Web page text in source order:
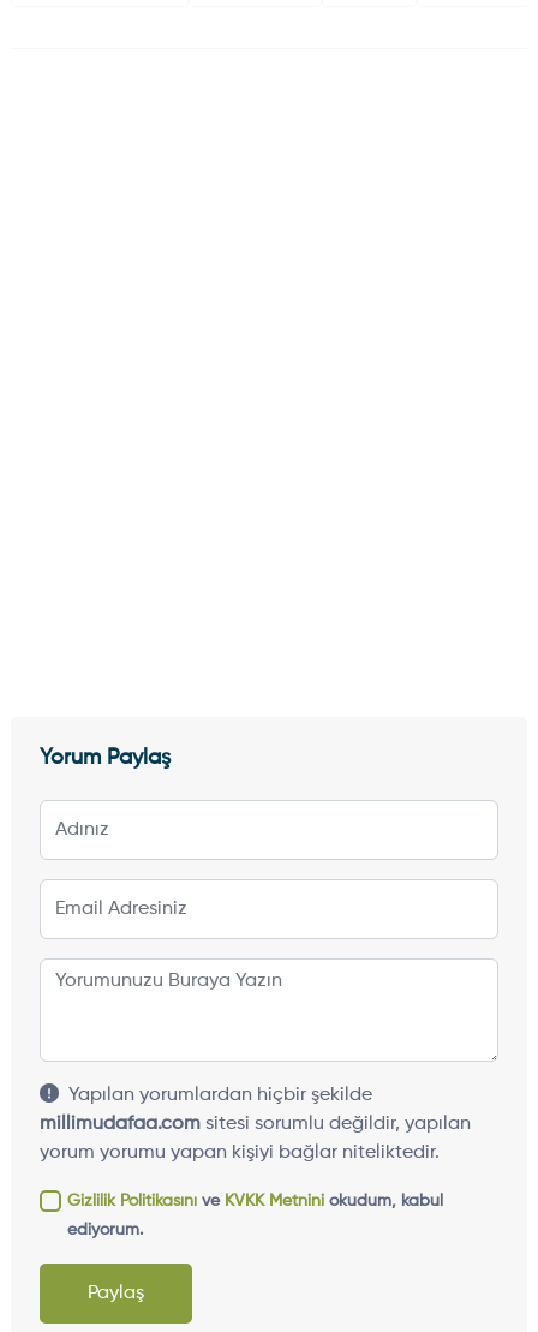
Yorum Paylaş
Yapılan yorumlardan hiçbir şekilde
millimudafaa.comsitesi sorumlu değildir, yapılan
yorum yorumu yapan kişiyi bağlar niteliktedir.
Gizlilik Politikasınıve KVKK Metniniokudum, kabul
ediyorum.
Paylaş